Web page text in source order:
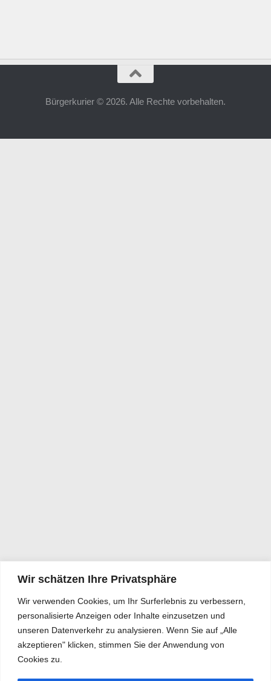
Wir schätzen Ihre Privatsphäre
Wir verwenden Cookies, um Ihr Surferlebnis zu verbessern,
personalisierte Anzeigen oder Inhalte einzusetzen und
unseren Datenverkehr zu analysieren. Wenn Sie auf „Alle
akzeptieren" klicken, stimmen Sie der Anwendung von
Cookies zu.
Bürgerkurier © 2026. Alle Rechte vorbehalten.